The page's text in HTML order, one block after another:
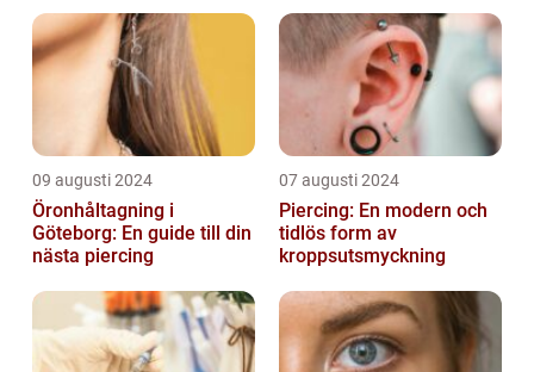
09 augusti 2024
Öronhåltagning i
Göteborg: En guide till din
nästa piercing
07 augusti 2024
Piercing: En modern och
tidlös form av
kroppsutsmyckning